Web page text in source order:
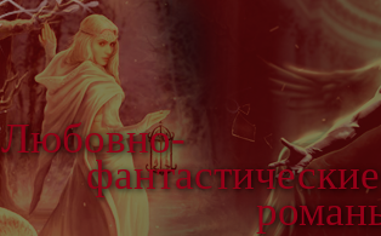
Любовно-
фантастические